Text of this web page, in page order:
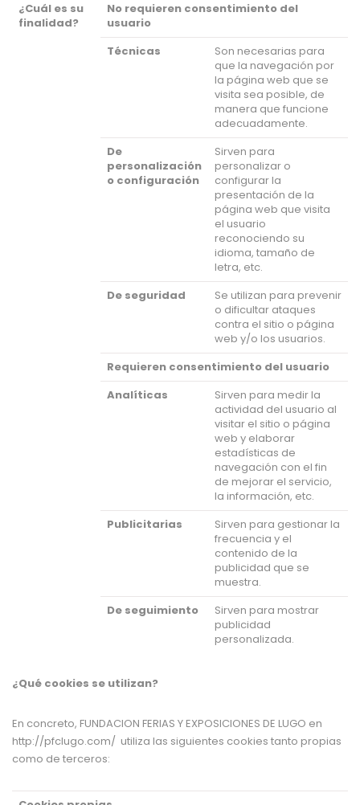
¿Cuál es su
finalidad?
No requieren consentimiento del
usuario
Técnicas
Son necesarias para
que la navegación por
la página web que se
visita sea posible, de
manera que funcione
adecuadamente.
De
personalización
o configuración
Sirven para
personalizar o
configurar la
presentación de la
página web que visita
el usuario
reconociendo su
idioma, tamaño de
letra, etc.
De seguridad
Se utilizan para prevenir
o dificultar ataques
contra el sitio o página
web y/o los usuarios.
Requieren consentimiento del usuario
Analíticas
Sirven para medir la
actividad del usuario al
visitar el sitio o página
web y elaborar
estadísticas de
navegación con el fin
de mejorar el servicio,
la información, etc.
Publicitarias
Sirven para gestionar la
frecuencia y el
contenido de la
publicidad que se
muestra.
De seguimiento
Sirven para mostrar
publicidad
personalizada.
¿Qué cookies se utilizan?
En concreto, FUNDACION FERIAS Y EXPOSICIONES DE LUGO en
http://pfclugo.com/ utiliza las siguientes cookies tanto propias
como de terceros: